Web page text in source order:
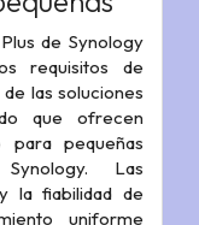
de Synology
requisitos de
las soluciones
que ofrecen
para pequeñas
Las
la fiabilidad de
uniforme